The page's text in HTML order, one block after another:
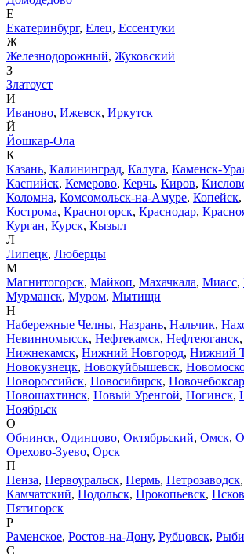
Е
Екатеринбург, Елец, Ессентуки
Ж
Железнодорожный, Жуковский
З
Златоуст
И
Иваново, Ижевск, Иркутск
Й
Йошкар-Ола
К
Казань, Калининград, Калуга, Каменск-
Каспийск, Кемерово, Керчь, Киров,
Коломна, Комсомольск-на-Амуре, Копейск,
Кострома, Красногорск, Краснодар,
Курган, Курск, Кызыл
Л
Липецк, Люберцы
М
Магнитогорск, Майкоп, Махачкала, Миасс,
Мурманск, Муром, Мытищи
Н
Набережные Челны, Назрань, Нальчик,
Невинномысск, Нефтекамск, Нефтеюганск,
Нижнекамск, Нижний Новгород, Нижний
Новокузнецк, Новокуйбышевск,
Новороссийск, Новосибирск,
Новошахтинск, Новый Уренгой, Ногинск,
Ноябрьск
О
Обнинск, Одинцово, Октябрьский, Омск,
Орехово-Зуево, Орск
П
Пенза, Первоуральск, Пермь, Петрозаводск,
Камчатский, Подольск, Прокопьевск, Псков
Пятигорск
Р
Раменское, Ростов-на-Дону, Рубцовск,
С